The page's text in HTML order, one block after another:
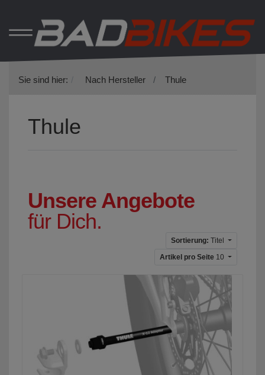
Sie sind hier: Nach Hersteller Thule
Thule
Unsere Angebote
für Dich.
Sortierung: Titel
Artikel pro Seite 10